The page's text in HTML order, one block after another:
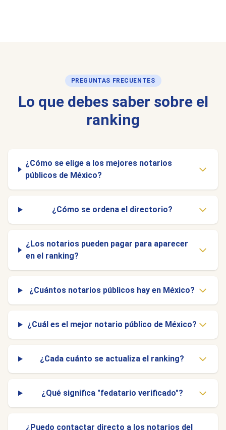
PREGUNTAS FRECUENTES
Lo que debes saber sobre el
ranking
¿Cómo se elige a los mejores notarios
públicos de México?
¿Cómo se ordena el directorio?
¿Los notarios pueden pagar para aparecer
en el ranking?
¿Cuántos notarios públicos hay en México?
¿Cuál es el mejor notario público de México?
¿Cada cuánto se actualiza el ranking?
¿Qué significa "fedatario verificado"?
¿Puedo contactar directo a los notarios del